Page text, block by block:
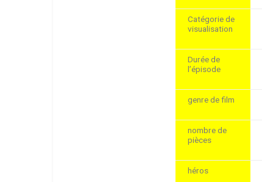
Catégorie de
visualisation
Durée de
l’épisode
genre de film
nombre de
pièces
héros